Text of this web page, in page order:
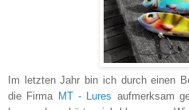
Im letzten Jahr bin ich durch einen
die Firma MT - Lures aufmerksam